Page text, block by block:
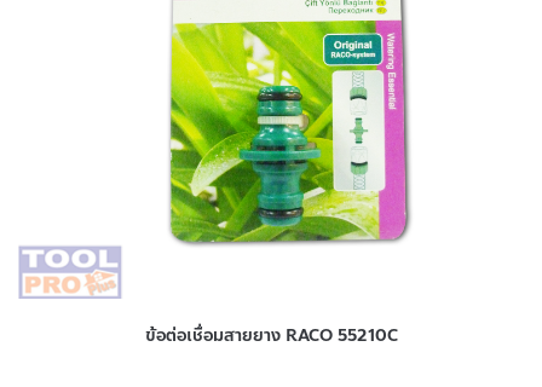
ข้อต่อเชื่อมสายยาง RACO 55210C